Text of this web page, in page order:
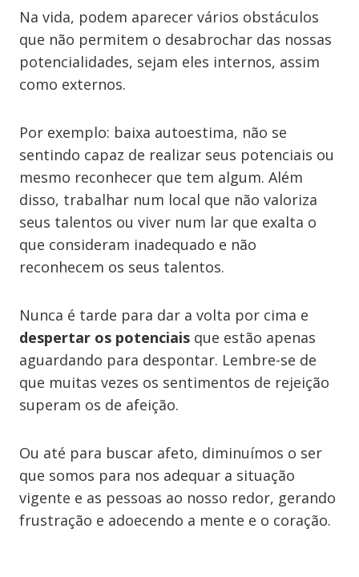
Na vida, podem aparecer vários obstáculos
que não permitem o desabrochar das nossas
potencialidades, sejam eles internos, assim
como externos.
Por exemplo: baixa autoestima, não se
sentindo capaz de realizar seus potenciais ou
mesmo reconhecer que tem algum. Além
disso, trabalhar num local que não valoriza
seus talentos ou viver num lar que exalta o
que consideram inadequado e não
reconhecem os seus talentos.
Nunca é tarde para dar a volta por cima e
despertar os potenciais que estão apenas
aguardando para despontar. Lembre-se de
que muitas vezes os sentimentos de rejeição
superam os de afeição.
Ou até para buscar afeto, diminuímos o ser
que somos para nos adequar a situação
vigente e as pessoas ao nosso redor, gerando
frustração e adoecendo a mente e o coração.